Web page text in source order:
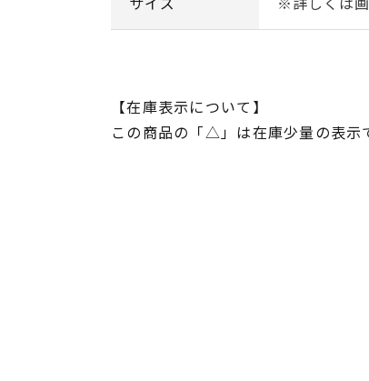
【在庫表示について】
この商品の「△」は在庫少量の表示